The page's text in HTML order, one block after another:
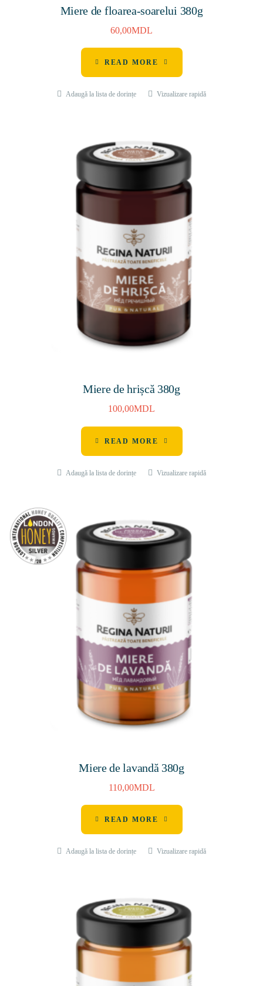
Miere de floarea-soarelui 380g
60,00MDL
READ MORE
Adaugă la lista de dorințe Vizualizare rapidă
Miere de hrișcă 380g
100,00MDL
READ MORE
Adaugă la lista de dorințe Vizualizare rapidă
Miere de lavandă 380g
110,00MDL
READ MORE
Adaugă la lista de dorințe Vizualizare rapidă